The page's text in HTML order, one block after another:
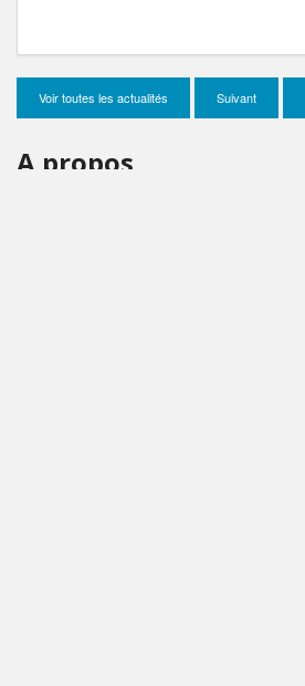
Voir toutes les actualités Suivant
A propos